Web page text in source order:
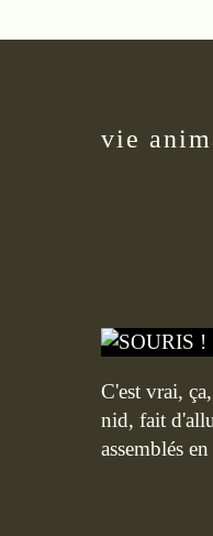
vie
C'est vrai,
nid, fait
assemblés